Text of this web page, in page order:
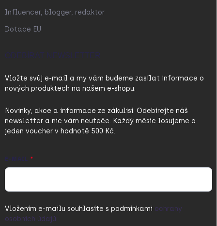
Influencer, blogger, redaktor
Dotace EU
ODEBÍRAT NEWSLETTER
Vložte svůj e-mail a my vám budeme zasílat informace o
nových produktech na našem e-shopu.
Novinky, akce a informace ze zákulisí. Odebírejte náš
newsletter a nic vám neuteče. Každý měsíc losujeme o
jeden voucher v hodnotě 500 Kč.
E-MAIL
Vložením e-mailu souhlasíte s podmínkami ochrany
osobních údajů